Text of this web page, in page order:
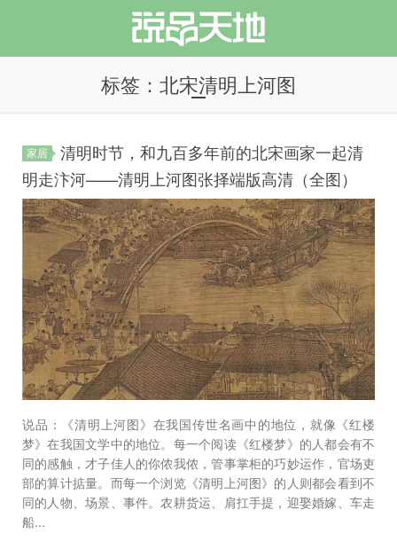
说品天地
标签：北宋清明上河图
家居
清明时节，和九百多年前的北宋画家一起清
明走汴河——清明上河图张择端版高清（全图）
说品：《清明上河图》在我国传世名画中的地位，就像《红楼
梦》在我国文学中的地位。每一个阅读《红楼梦》的人都会有不
同的感触，才子佳人的你侬我侬，管事掌柜的巧妙运作，官场吏
部的算计掂量。而每一个浏览《清明上河图》的人则都会看到不
同的人物、场景、事件。农耕货运、肩扛手提，迎娶婚嫁、车走
船...